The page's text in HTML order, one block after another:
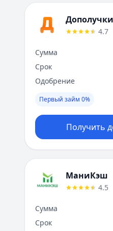
4.7
Сумма
Срок
Одобрение
Первый займ 0%
Получить
МаниКэш
4.5
Сумма
Срок